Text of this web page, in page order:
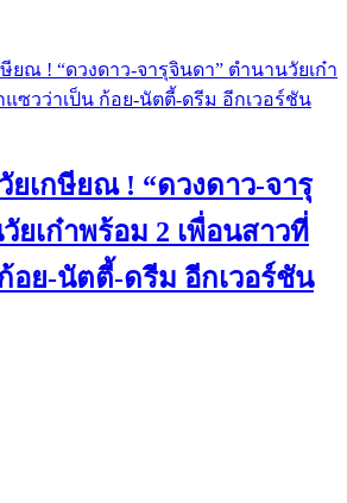
เกษียณ ! “ดวงดาว-จารุ
ยเก๋าพร้อม 2 เพื่อนสาวที่
อย-นัตตี้-ดรีม อีกเวอร์ชัน